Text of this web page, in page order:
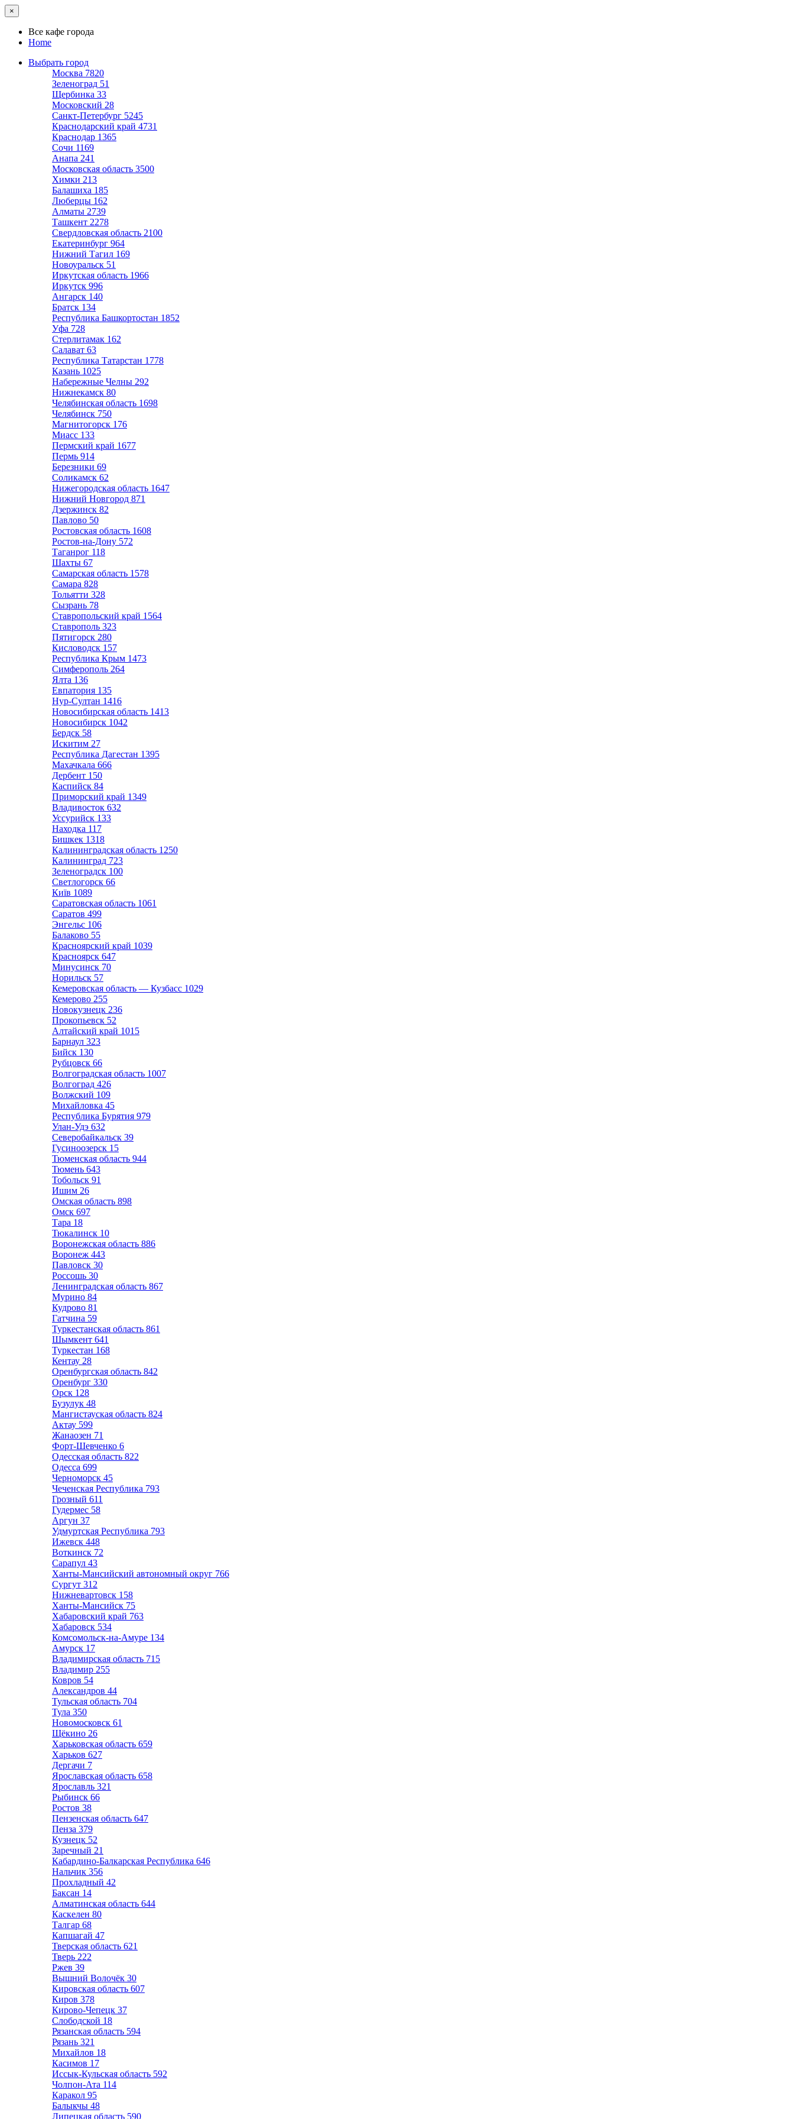
×
Все кафе города
Home
Выбрать город
Москва 7820
Зеленоград 51
Щербинка 33
Московский 28
Санкт-Петербург 5245
Краснодарский край 4731
Краснодар 1365
Сочи 1169
Анапа 241
Московская область 3500
Химки 213
Балашиха 185
Люберцы 162
Алматы 2739
Ташкент 2278
Свердловская область 2100
Екатеринбург 964
Нижний Тагил 169
Новоуральск 51
Иркутская область 1966
Иркутск 996
Ангарск 140
Братск 134
Республика Башкортостан 1852
Уфа 728
Стерлитамак 162
Салават 63
Республика Татарстан 1778
Казань 1025
Набережные Челны 292
Нижнекамск 80
Челябинская область 1698
Челябинск 750
Магнитогорск 176
Миасс 133
Пермский край 1677
Пермь 914
Березники 69
Соликамск 62
Нижегородская область 1647
Нижний Новгород 871
Дзержинск 82
Павлово 50
Ростовская область 1608
Ростов-на-Дону 572
Таганрог 118
Шахты 67
Самарская область 1578
Самара 828
Тольятти 328
Сызрань 78
Ставропольский край 1564
Ставрополь 323
Пятигорск 280
Кисловодск 157
Республика Крым 1473
Симферополь 264
Ялта 136
Евпатория 135
Нур-Султан 1416
Новосибирская область 1413
Новосибирск 1042
Бердск 58
Искитим 27
Республика Дагестан 1395
Махачкала 666
Дербент 150
Каспийск 84
Приморский край 1349
Владивосток 632
Уссурийск 133
Находка 117
Бишкек 1318
Калининградская область 1250
Калининград 723
Зеленоградск 100
Светлогорск 66
Київ 1089
Саратовская область 1061
Саратов 499
Энгельс 106
Балаково 55
Красноярский край 1039
Красноярск 647
Минусинск 70
Норильск 57
Кемеровская область — Кузбасс 1029
Кемерово 255
Новокузнецк 236
Прокопьевск 52
Алтайский край 1015
Барнаул 323
Бийск 130
Рубцовск 66
Волгоградская область 1007
Волгоград 426
Волжский 109
Михайловка 45
Республика Бурятия 979
Улан-Удэ 632
Северобайкальск 39
Гусиноозерск 15
Тюменская область 944
Тюмень 643
Тобольск 91
Ишим 26
Омская область 898
Омск 697
Тара 18
Тюкалинск 10
Воронежская область 886
Воронеж 443
Павловск 30
Россошь 30
Ленинградская область 867
Мурино 84
Кудрово 81
Гатчина 59
Туркестанская область 861
Шымкент 641
Туркестан 168
Кентау 28
Оренбургская область 842
Оренбург 330
Орск 128
Бузулук 48
Мангистауская область 824
Актау 599
Жанаозен 71
Форт-Шевченко 6
Одесская область 822
Одесса 699
Черноморск 45
Чеченская Республика 793
Грозный 611
Гудермес 58
Аргун 37
Удмуртская Республика 793
Ижевск 448
Воткинск 72
Сарапул 43
Ханты-Мансийский автономный округ 766
Сургут 312
Нижневартовск 158
Ханты-Мансийск 75
Хабаровский край 763
Хабаровск 534
Комсомольск-на-Амуре 134
Амурск 17
Владимирская область 715
Владимир 255
Ковров 54
Александров 44
Тульская область 704
Тула 350
Новомосковск 61
Щёкино 26
Харьковская область 659
Харьков 627
Дергачи 7
Ярославская область 658
Ярославль 321
Рыбинск 66
Ростов 38
Пензенская область 647
Пенза 379
Кузнецк 52
Заречный 21
Кабардино-Балкарская Республика 646
Нальчик 356
Прохладный 42
Баксан 14
Алматинская область 644
Каскелен 80
Талгар 68
Капшагай 47
Тверская область 621
Тверь 222
Ржев 39
Вышний Волочёк 30
Кировская область 607
Киров 378
Кирово-Чепецк 37
Слободской 18
Рязанская область 594
Рязань 321
Михайлов 18
Касимов 17
Иссык-Кульская область 592
Чолпон-Ата 114
Каракол 95
Балыкчы 48
Липецкая область 590